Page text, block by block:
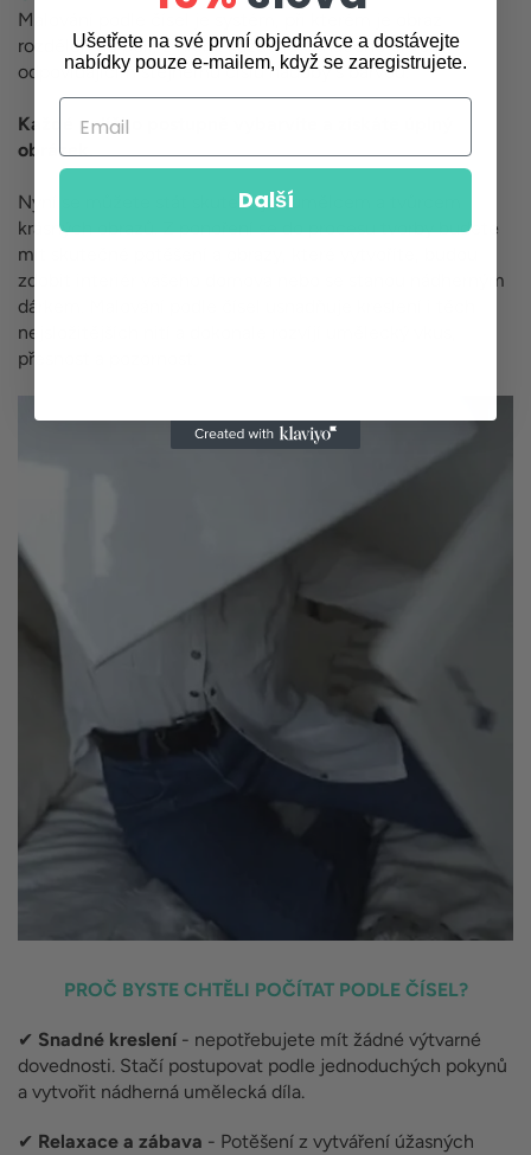
Malování podle čísel je systém, při kterém je obraz
rozdělen do polí, z nichž každé je označeno číslem
odpovídajícím stejnému číslu nádoby s barvou.
Každé políčko postupně vybarvíte a získáte úplný
obrázek.
Nyní se můžete stát skutečným umělcem a tvůrcem
krásných obrazů. Z ponoření se do procesu tvorby budete
mít skutečné potěšení a obrazy, které vytvoříte, budou
zdobit interiér vašeho domova nebo se stanou nádherným
dárkem. Malování podle čísel usnadňuje kreslení i těch
nejsložitějších nití a dokonale rozvíjí umělecký vkus,
přesnost a pozornost.
PROČ BYSTE CHTĚLI POČÍTAT PODLE ČÍSEL?
✔ Snadné kreslení- nepotřebujete mít žádné výtvarné
dovednosti. Stačí postupovat podle jednoduchých pokynů
a vytvořit nádherná umělecká díla.
✔ Relaxace a zábava - Potěšení z vytváření úžasných
Ušetřete na své první objednávce a dostávejte
nabídky pouze e-mailem, když se zaregistrujete.
Email
Další